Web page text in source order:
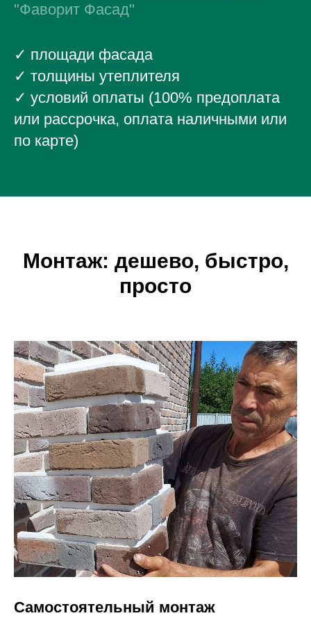
"Фаворит Фасад"
✓ площади фасада
✓ толщины утеплителя
✓ условий оплаты (100% предоплата
или рассрочка, оплата наличными или
по карте)
Монтаж: дешево, быстро,
просто
Самостоятельный монтаж